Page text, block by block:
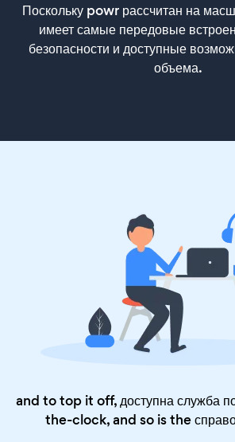
Поскольку powr рассчитан на
имеет самые передовые
безопасности и доступные
объема.
and to top it off, доступна служба
the-clock, and so is the